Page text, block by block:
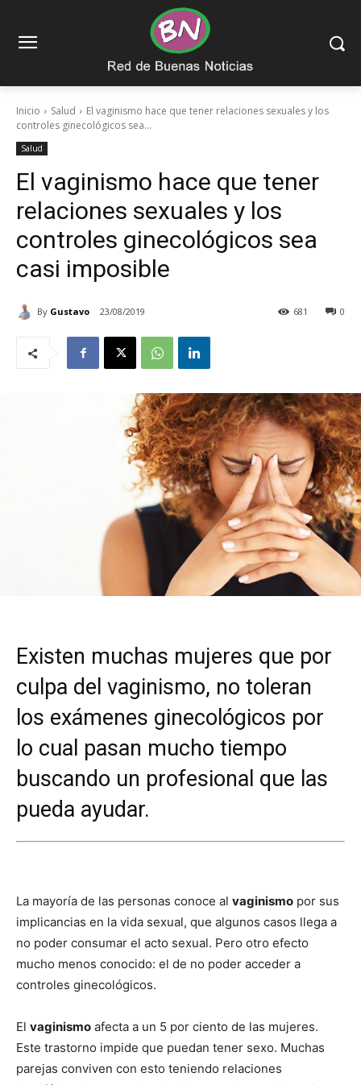
Inicio Salud
El vaginismo hace que tener relaciones sexuales y los
controles ginecológicos sea...
Salud
El vaginismo hace que tener
relaciones sexuales y los
controles ginecológicos sea
casi imposible
By Gustavo 23/08/2019 0
681
Existen muchas mujeres que por
culpa del vaginismo, no toleran
los exámenes ginecológicos por
lo cual pasan mucho tiempo
buscando un profesional que las
pueda ayudar.
La mayoría de las personas conoce al vaginismo por sus
implicancias en la vida sexual, que algunos casos llega a
no poder consumar el acto sexual. Pero otro efecto
mucho menos conocido: el de no poder acceder a
controles ginecológicos.
El vaginismo afecta a un 5 por ciento de las mujeres.
Este trastorno impide que puedan tener sexo. Muchas
parejas conviven con esto teniendo relaciones